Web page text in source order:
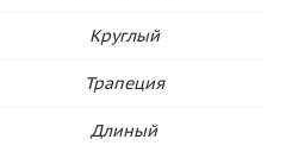
Круглый
Трапеция
Длиный